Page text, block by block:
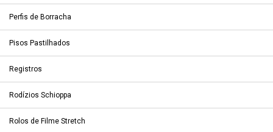
Perfis de Borracha
Pisos Pastilhados
Registros
Rodízios Schioppa
Rolos de Filme Stretch